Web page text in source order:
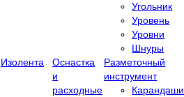
Угольник
Уровень
Уровни
Шнуры
Изолента
Оснастка
и
расходные
Разметочный
инструмент
Карандаши